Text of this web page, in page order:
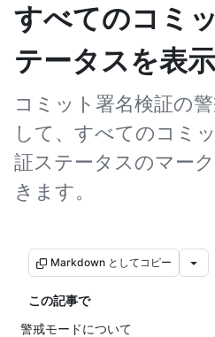
すべてのコミ
テータスを表
コミット署名検証の
して、すべてのコミ
証ステータスのマー
きます。
Markdown としてコピー
この記事で
警戒モードについて